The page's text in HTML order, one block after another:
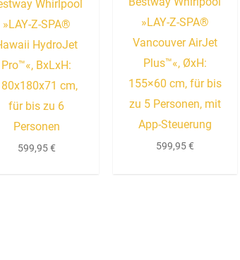
Whirlpool
»LAY-Z-SPA®
HydroJet
Pro™«, BxLxH:
cm,
für bis zu 6
Personen
599,95€
»LAY-Z-SPA®
Vancouver AirJet
Plus™«, ØxH:
155×60 cm, für bis
zu 5 Personen, mit
App-Steuerung
599,95€